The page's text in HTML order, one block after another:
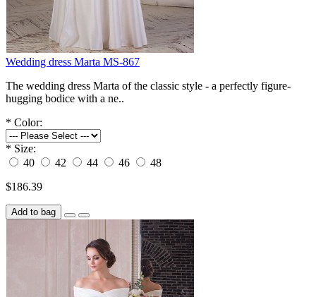
Wedding dress Marta MS-867
The wedding dress Marta of the classic style - a perfectly figure-
hugging bodice with a ne..
* Color:
* Size:
40
42 44 46
48
$186.39
Add to bag